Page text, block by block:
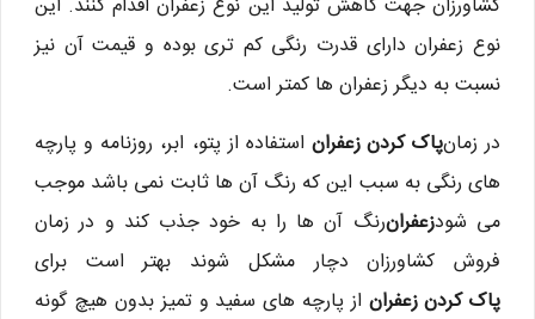
نوع زعفران دارای قدرت رنگی کم تری بوده و قیمت آن نیز
نسبت به دیگر زعفران ها کمتر است.
در زمانپاک کردن زعفران استفاده از پتو، ابر، روزنامه و پارچه
های رنگی به سبب این که رنگ آن ها ثابت نمی باشد موجب
می شودزعفرانرنگ آن ها را به خود جذب کند و در زمان
فروش کشاورزان دچار مشکل شوند بهتر است برای
پاک کردن زعفران از پارچه های سفید و تمیز بدون هیچ گونه